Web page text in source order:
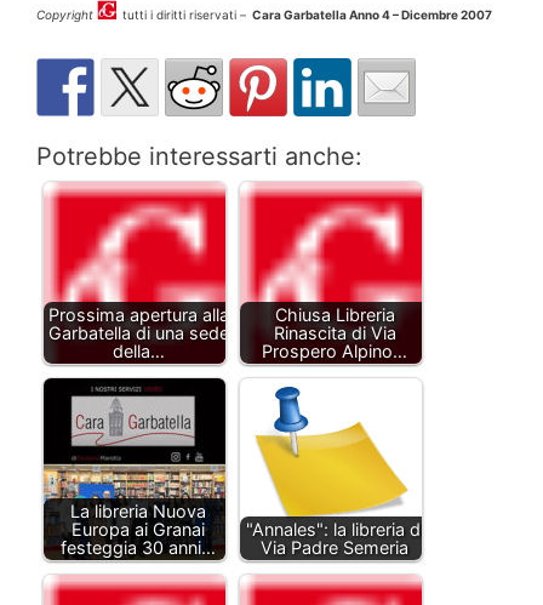
Copyright tutti i diritti riservati – Cara Garbatella Anno 4 – Dicembre 2007
Potrebbe interessarti anche:
Prossima apertura alla
Garbatella di una sede
della…
Chiusa Libreria
Rinascita di Via
Prospero Alpino…
La libreria Nuova
Europa ai Granai
festeggia 30 anni…
"Annales": la libreria di
Via Padre Semeria